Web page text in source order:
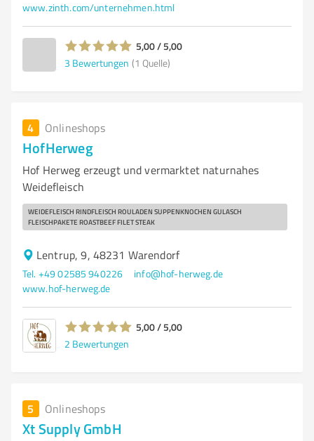
www.zinth.com/unternehmen.html
5,00 / 5,00
3 Bewertungen (1 Quelle)
4 Onlineshops
HofHerweg
Hof Herweg erzeugt und vermarktet naturnahes
Weidefleisch
WEIDEFLEISCH RINDFLEISCH ROULADEN SUPPENKNOCHEN GULASCH
FLEISCHPAKETE ROASTBEEF FILET STEAK
Lentrup, 9, 48231 Warendorf
Tel. +49 02585 940226
info@hof-herweg.de
www.hof-herweg.de
5,00 / 5,00
2 Bewertungen
5 Onlineshops
Xt Supply GmbH